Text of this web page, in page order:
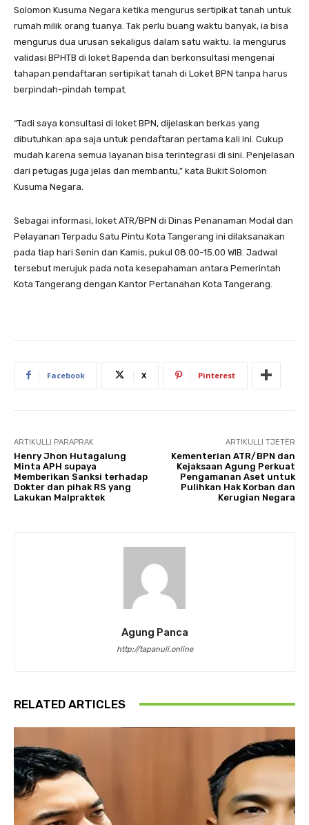
Solomon Kusuma Negara ketika mengurus sertipikat tanah untuk
rumah milik orang tuanya. Tak perlu buang waktu banyak, ia bisa
mengurus dua urusan sekaligus dalam satu waktu. Ia mengurus
validasi BPHTB di loket Bapenda dan berkonsultasi mengenai
tahapan pendaftaran sertipikat tanah di Loket BPN tanpa harus
berpindah-pindah tempat.
“Tadi saya konsultasi di loket BPN, dijelaskan berkas yang
dibutuhkan apa saja untuk pendaftaran pertama kali ini. Cukup
mudah karena semua layanan bisa terintegrasi di sini. Penjelasan
dari petugas juga jelas dan membantu,” kata Bukit Solomon
Kusuma Negara.
Sebagai informasi, loket ATR/BPN di Dinas Penanaman Modal dan
Pelayanan Terpadu Satu Pintu Kota Tangerang ini dilaksanakan
pada tiap hari Senin dan Kamis, pukul 08.00-15.00 WIB. Jadwal
tersebut merujuk pada nota kesepahaman antara Pemerintah
Kota Tangerang dengan Kantor Pertanahan Kota Tangerang.
Facebook X Pinterest
ARTIKULLI PARAPRAK
Henry Jhon Hutagalung
Minta APH supaya
Memberikan Sanksi terhadap
Dokter dan pihak RS yang
Lakukan Malpraktek
ARTIKULLI TJETËR
Kementerian ATR/BPN dan
Kejaksaan Agung Perkuat
Pengamanan Aset untuk
Pulihkan Hak Korban dan
Kerugian Negara
Agung Panca
http://tapanuli.online
RELATED ARTICLES